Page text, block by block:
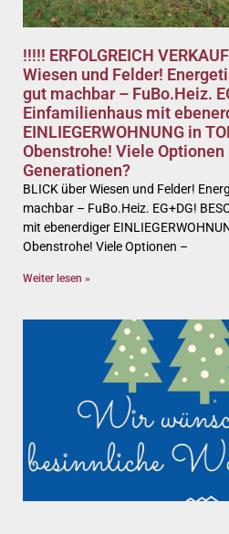
!!!!! ERFOLGREICH
Wiesen und Felder!
gut machbar – FuBo.Heiz.
Einfamilienhaus mit
EINLIEGERWOHNUNG in
Obenstrohe! Viele
Generationen?
BLICK über Wiesen und Felder!
machbar – FuBo.Heiz. EG+DG!
mit ebenerdiger
Obenstrohe! Viele Optionen –
Weiter lesen »